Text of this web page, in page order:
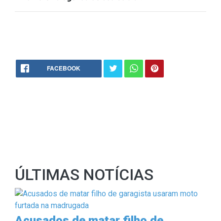
FACEBOOK
ÚLTIMAS NOTÍCIAS